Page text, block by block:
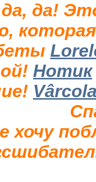
да!
Нотик
хочу